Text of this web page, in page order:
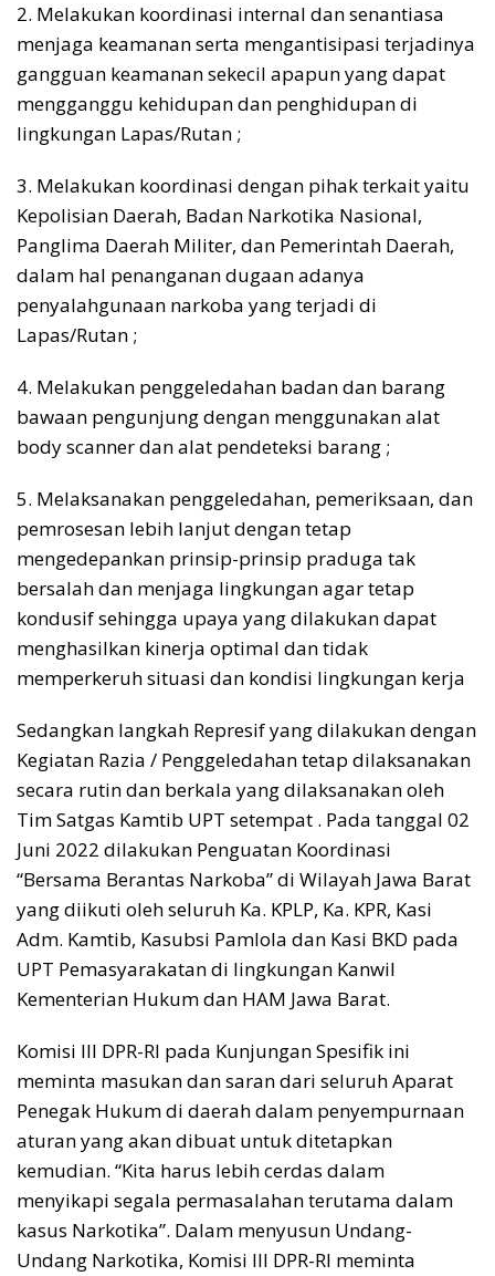
2. Melakukan koordinasi internal dan senantiasa
menjaga keamanan serta mengantisipasi terjadinya
gangguan keamanan sekecil apapun yang dapat
mengganggu kehidupan dan penghidupan di
lingkungan Lapas/Rutan ;
3. Melakukan koordinasi dengan pihak terkait yaitu
Kepolisian Daerah, Badan Narkotika Nasional,
Panglima Daerah Militer, dan Pemerintah Daerah,
dalam hal penanganan dugaan adanya
penyalahgunaan narkoba yang terjadi di
Lapas/Rutan ;
4. Melakukan penggeledahan badan dan barang
bawaan pengunjung dengan menggunakan alat
body scanner dan alat pendeteksi barang ;
5. Melaksanakan penggeledahan, pemeriksaan, dan
pemrosesan lebih lanjut dengan tetap
mengedepankan prinsip-prinsip praduga tak
bersalah dan menjaga lingkungan agar tetap
kondusif sehingga upaya yang dilakukan dapat
menghasilkan kinerja optimal dan tidak
memperkeruh situasi dan kondisi lingkungan kerja
Sedangkan langkah Represif yang dilakukan dengan
Kegiatan Razia / Penggeledahan tetap dilaksanakan
secara rutin dan berkala yang dilaksanakan oleh
Tim Satgas Kamtib UPT setempat . Pada tanggal 02
Juni 2022 dilakukan Penguatan Koordinasi
“Bersama Berantas Narkoba” di Wilayah Jawa Barat
yang diikuti oleh seluruh Ka. KPLP, Ka. KPR, Kasi
Adm. Kamtib, Kasubsi Pamlola dan Kasi BKD pada
UPT Pemasyarakatan di lingkungan Kanwil
Kementerian Hukum dan HAM Jawa Barat.
Komisi III DPR-RI pada Kunjungan Spesifik ini
meminta masukan dan saran dari seluruh Aparat
Penegak Hukum di daerah dalam penyempurnaan
aturan yang akan dibuat untuk ditetapkan
kemudian. “Kita harus lebih cerdas dalam
menyikapi segala permasalahan terutama dalam
kasus Narkotika”. Dalam menyusun Undang-
Undang Narkotika, Komisi III DPR-RI meminta